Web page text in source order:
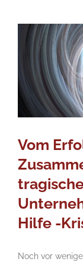
Vom
Hilfe -
Noch vor